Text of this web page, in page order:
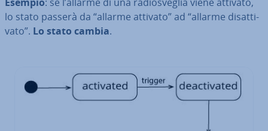
lo stato passerà da “allarme attivato” ad “allarme di­sat­ti­
va­to”. Lo stato cambia.